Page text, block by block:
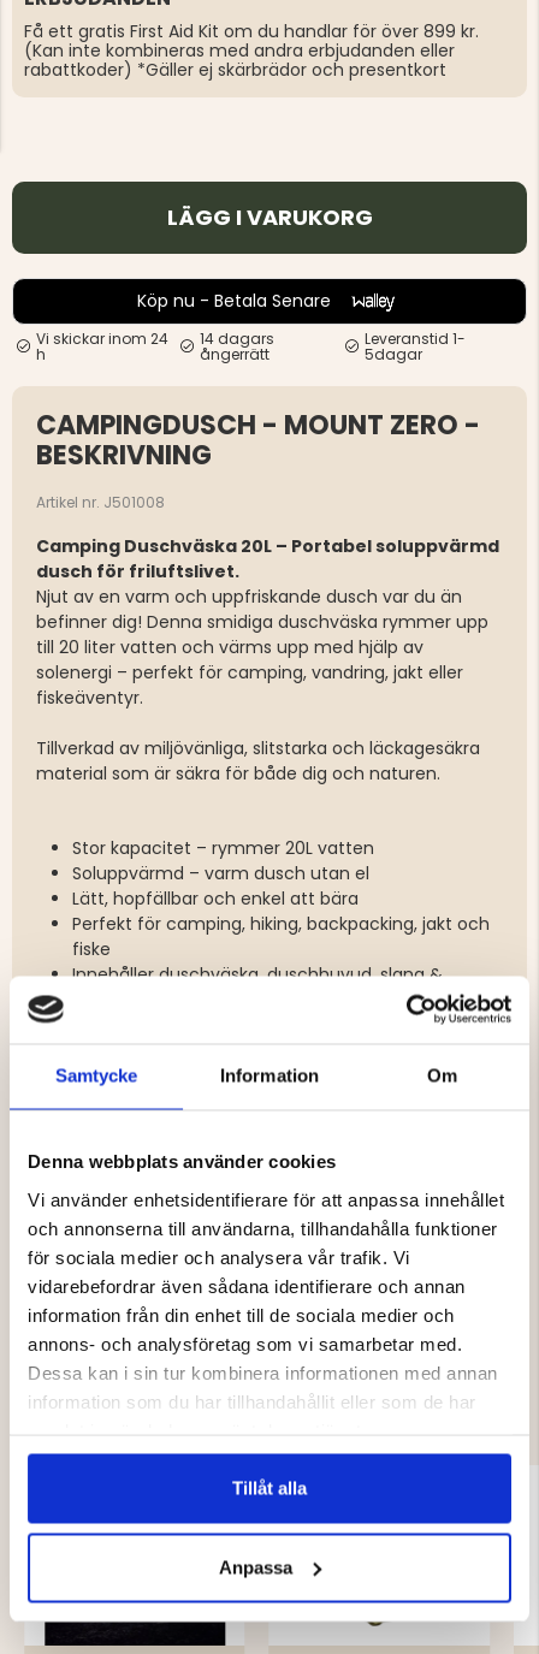
Samtycke Information Om
Denna webbplats använder cookies
Vi använder enhetsidentifierare för att anpassa innehållet
och annonserna till användarna, tillhandahålla funktioner
för sociala medier och analysera vår trafik. Vi
vidarebefordrar även sådana identifierare och annan
information från din enhet till de sociala medier och
annons- och analysföretag som vi samarbetar med.
Dessa kan i sin tur kombinera informationen med annan
information som du har tillhandahållit eller som de har
Tillåt alla
Anpassa
Få ett gratis First Aid Kit om du handlar för över 899 kr.
(Kan inte kombineras med andra erbjudanden eller
rabattkoder) *Gäller ej skärbrädor och presentkort
LÄGG I VARUKORG
Köp nu - Betala Senare
Vi skickar inom 24
h
14 dagars
ångerrätt
Leveranstid 1-
5dagar
CAMPINGDUSCH - MOUNT ZERO -
BESKRIVNING
Artikel nr. J501008
Camping Duschväska 20L – Portabel soluppvärmd
dusch för friluftslivet.
Njut av en varm och uppfriskande dusch var du än
befinner dig! Denna smidiga duschväska rymmer upp
till 20 liter vatten och värms upp med hjälp av
solenergi – perfekt för camping, vandring, jakt eller
fiskeäventyr.
Tillverkad av miljövänliga, slitstarka och läckagesäkra
material som är säkra för både dig och naturen.
Stor kapacitet – rymmer 20L vatten
Soluppvärmd – varm dusch utan el
Lätt, hopfällbar och enkel att bära
Perfekt för camping, hiking, backpacking, jakt och
fiske
Innehåller duschväska, duschhuvud, slang &
Storlek: 50 x 45 cm | Slanglängd: cirka 50cm (Ihopvikt:
Varumärke
DU KANSKE OCKSÅ ÄR INTRESSERAD
AV